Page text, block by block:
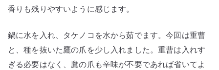
香りも残りやすいように感じます。
鍋に水を入れ、タケノコを水から茹でます。今回は重曹
と、種を抜いた鷹の爪を少し入れました。重曹は入れす
ぎる必要はなく、鷹の爪も辛味が不要であれば省いてよ